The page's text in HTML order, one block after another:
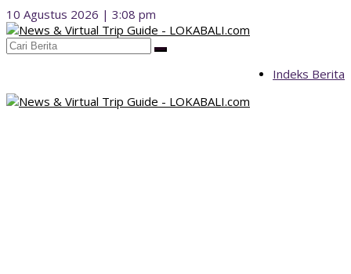
Lewati
ke
konten
10 Agustus 2026 | 3:08 pm
Indeks Berita